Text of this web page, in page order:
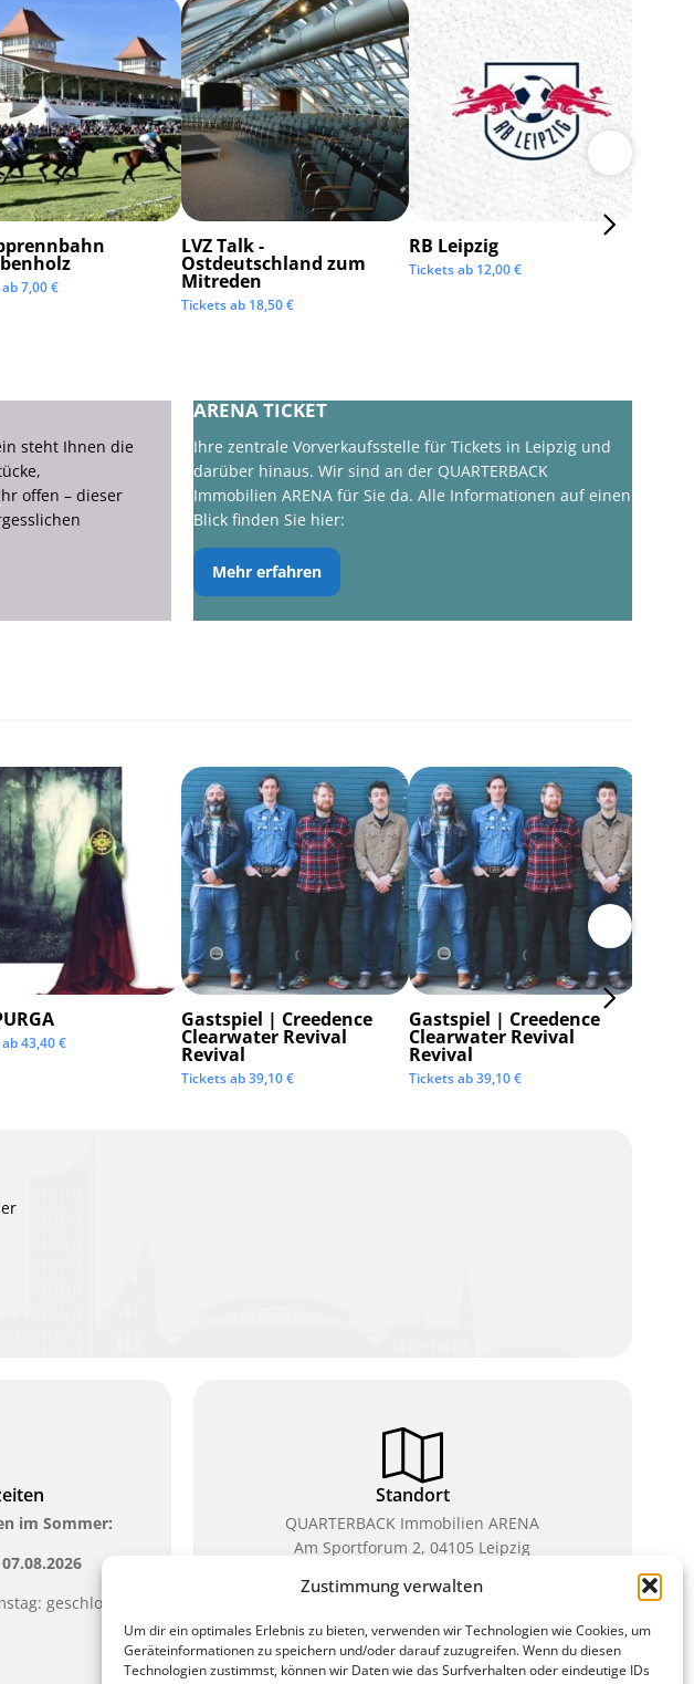
Zustimmung verwalten
Um dir ein optimales Erlebnis zu bieten, verwenden wir Technologien wie Cookies, um
Geräteinformationen zu speichern und/oder darauf zuzugreifen. Wenn du diesen
Technologien zustimmst, können wir Daten wie das Surfverhalten oder eindeutige IDs
7,00€
LVZ Talk -
Ostdeutschland zum
Mitreden
Tickets ab 18,50€
RB Leipzig
Tickets ab 12,00€
steht Ihnen die
offen – dieser
ARENA TICKET
Ihre zentrale Vorverkaufsstelle für Tickets in Leipzig und
darüber hinaus. Wir sind an der QUARTERBACK
Immobilien ARENA für Sie da. Alle Informationen auf einen
Blick finden Sie hier:
Mehr erfahren
43,40€
Gastspiel | Creedence
Clearwater Revival
Revival
Tickets ab39,10€
Gastspiel | Creedence
Clearwater Revival
Revival
Tickets ab39,10€
im Sommer:
geschlossen
Standort
QUARTERBACK Immobilien ARENA
Am Sportforum 2, 04105 Leipzig
Sie erreichen uns mit dem Öffentlichen Nahverkehr:
Waldplatz/Arena. Kostenfreies Parken ist während
des Ticketkaufs möglich.